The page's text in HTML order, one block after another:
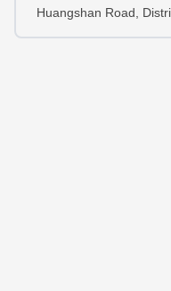
Huangshan Road,